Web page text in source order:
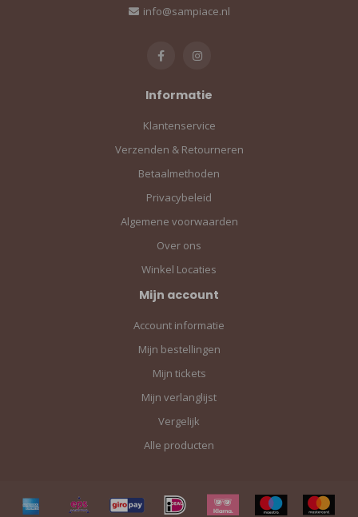
info@sampiace.nl
Informatie
Klantenservice
Verzenden & Retourneren
Betaalmethoden
Privacybeleid
Algemene voorwaarden
Over ons
Winkel Locaties
Mijn account
Account informatie
Mijn bestellingen
Mijn tickets
Mijn verlanglijst
Vergelijk
Alle producten